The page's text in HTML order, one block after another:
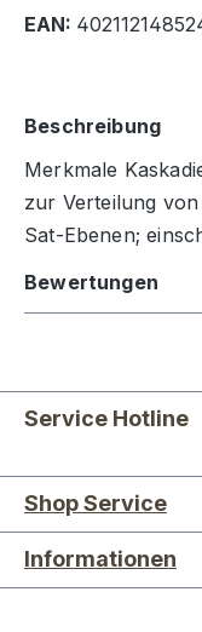
EAN:
Beschreibung
Merkmale
zur Verteilung
Sat-Ebenen;
Bewertungen
Service Hotline
Shop Service
Informationen